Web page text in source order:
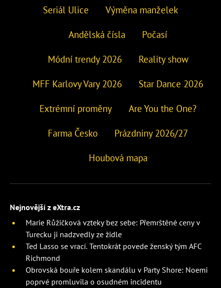
Seriál Ulice Výměna manželek
Andělská čísla Počasí
Módní trendy 2026 Reality show
MFF Karlovy Vary 2026 Star Dance 2026
Extrémní proměny Are You the One?
Farma Česko Prázdniny 2026/27
Houbová mapa
Nejnovější z eXtra.cz
Marie Růžičková vzteky bez sebe: Přemrštěné ceny v
Turecku ji nadzvedly ze židle
Ted Lasso se vrací. Tentokrát povede ženský tým AFC
Richmond
Obrovská bouře kolem skandálu v Party Shore: Noemi
poprvé promluvila o osudném incidentu